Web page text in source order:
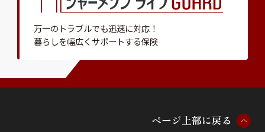
万一のトラブルでも迅速に対応！
暮らしを幅広くサポートする保険
ページ 上部に戻る